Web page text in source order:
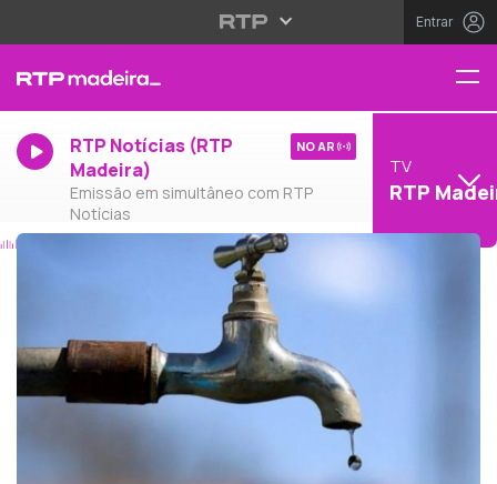
Entrar
RTP Notícias (RTP
Madeira)
Emissão em simultâneo com RTP
Notícias
NO AR
TV
RTP